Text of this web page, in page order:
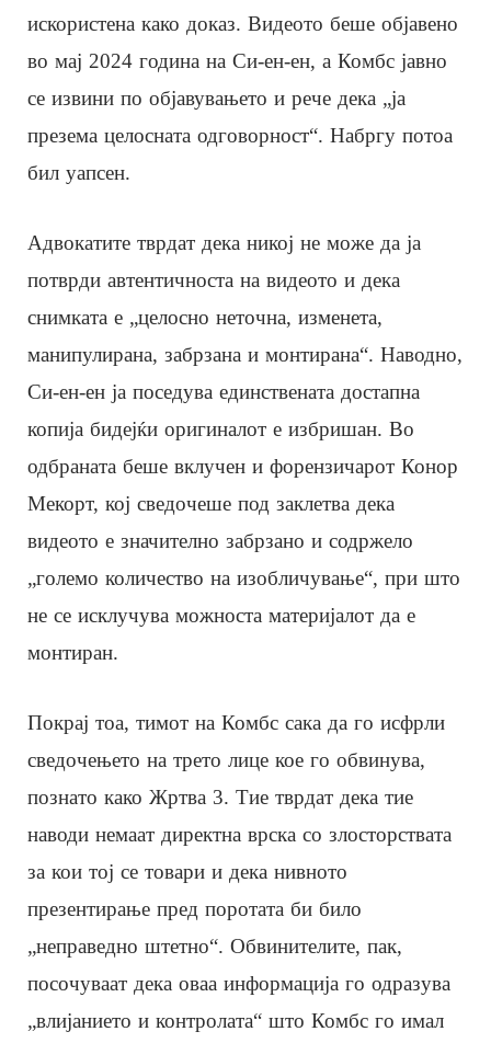
искористена како доказ. Видеото беше објавено
во мај 2024 година на Си-ен-ен, а Комбс јавно
се извини по објавувањето и рече дека „ја
презема целосната одговорност“. Набргу потоа
бил уапсен.
Адвокатите тврдат дека никој не може да ја
потврди автентичноста на видеото и дека
снимката е „целосно неточна, изменета,
манипулирана, забрзана и монтирана“. Наводно,
Си-ен-ен ја поседува единствената достапна
копија бидејќи оригиналот е избришан. Во
одбраната беше вклучен и форензичарот Конор
Мекорт, кој сведочеше под заклетва дека
видеото е значително забрзано и содржело
„големо количество на изобличување“, при што
не се исклучува можноста материјалот да е
монтиран.
Покрај тоа, тимот на Комбс сака да го исфрли
сведочењето на трето лице кое го обвинува,
познато како Жртва 3. Тие тврдат дека тие
наводи немаат директна врска со злосторствата
за кои тој се товари и дека нивното
презентирање пред поротата би било
„неправедно штетно“. Обвинителите, пак,
посочуваат дека оваа информација го одразува
„влијанието и контролата“ што Комбс го имал